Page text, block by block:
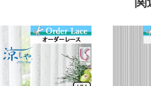
関